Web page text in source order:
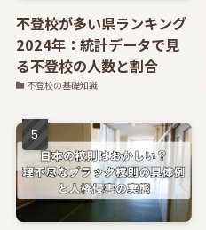
不登校が多い県ランキング
2024年：統計データで見
る不登校の人数と割合
不登校の基礎知識